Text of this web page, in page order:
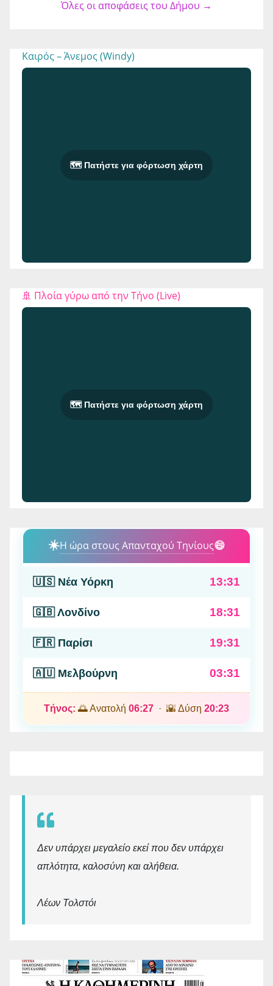
Όλες οι αποφάσεις του Δήμου →
Καιρός – Άνεμος (Windy)
🗺️ Πατήστε για φόρτωση χάρτη
🚢 Πλοία γύρω από την Τήνο (Live)
🗺️ Πατήστε για φόρτωση χάρτη
☀️Η ώρα στους Απανταχού Τηνίους😄
🇺🇸 Νέα Υόρκη 13:31
🇬🇧 Λονδίνο 18:31
🇫🇷 Παρίσι 19:31
🇦🇺 Μελβούρνη 03:31
Τήνος: 🌅 Ανατολή 06:27 · 🌇 Δύση 20:23
Δεν υπάρχει μεγαλείο εκεί που δεν υπάρχει
απλότητα, καλοσύνη και αλήθεια.
Λέων Τολστόι